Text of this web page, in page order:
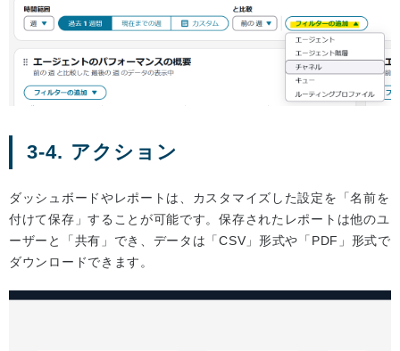
3-4. アクション
ダッシュボードやレポートは、カスタマイズした設定を「名前を
付けて保存」することが可能です。保存されたレポートは他のユ
ーザーと「共有」でき、データは「CSV」形式や「PDF」形式で
ダウンロードできます。